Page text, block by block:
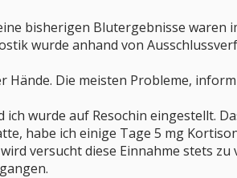
bisherigen Blutergebnisse waren
wurde anhand von
Die meisten Probleme,
wurde auf Resochin eingestellt.
habe ich einige Tage 5 mg
versucht diese Einnahme stets zu